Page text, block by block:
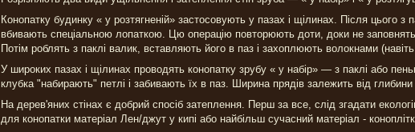
Конопатку будинку « у розтягненій» застосовують у пазах і щілинах. Після цього з
вбивають спеціальною лопаткою. Цю операцію повторюють доти, доки не
Потім роблять з паклі валик, вставляють його в паз і захоплюють волокнами
У широких пазах і щілинах проводять конопатку зрубу « у набір» — з паклі або
клубка "набирають" петлі і забивають їх в паз. Ширина прядів залежить від
На дерев'яних стінах є добрий спосіб затеплення. Перш за все, слід згадати
для конопатки матеріал Лен/джут у кипі або найбільш сучасний матеріал -